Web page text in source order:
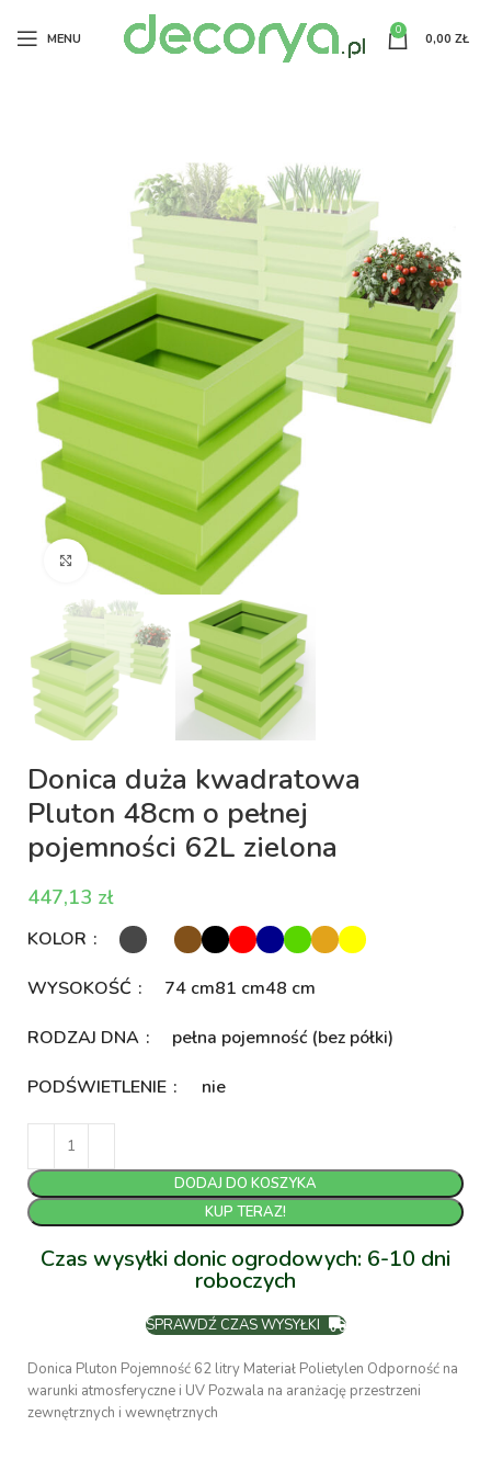
MENU
0
0,00 ZŁ
Kliknij aby powiększyć
Donica duża kwadratowa
Pluton 48cm o pełnej
pojemności 62L zielona
zł
KOLOR
WYSOKOŚĆ 74 cm81 cm48 cm
RODZAJ DNA pełna pojemność (bez półki)
PODŚWIETLENIE nie
DODAJ DO KOSZYKA
KUP TERAZ!
Czas wysyłki donic ogrodowych: 6-10 dni
roboczych
SPRAWDŹ CZAS WYSYŁKI
Donica Pluton Pojemność 62 litry Materiał Polietylen Odporność na
warunki atmosferyczne i UV Pozwala na aranżację przestrzeni
zewnętrznych i wewnętrznych